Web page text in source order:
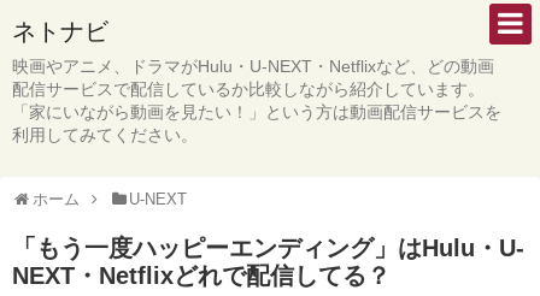
ネトナビ
映画やアニメ、ドラマがHulu・U-NEXT・Netflixなど、どの動画
配信サービスで配信しているか比較しながら紹介しています。
「家にいながら動画を見たい！」という方は動画配信サービスを
利用してみてください。
ホーム U-NEXT
「もう一度ハッピーエンディング」はHulu・U-
NEXT・Netflixどれで配信してる？